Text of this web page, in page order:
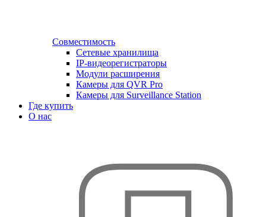
Совместимость
Сетевые хранилища
IP-видеорегистраторы
Модули расширения
Камеры для QVR Pro
Камеры для Surveillance Station
Где купить
О нас